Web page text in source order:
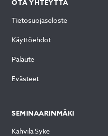
OTA YHTEYTTÄ
Tietosuojaseloste
Käyttöehdot
Palaute
Evästeet
SEMINAARINMÄKI
Kahvila Syke